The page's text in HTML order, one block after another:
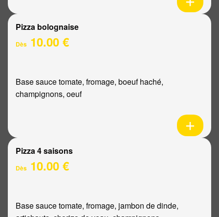
Pizza bolognaise
Dès 10.00 €
Base sauce tomate, fromage, boeuf haché,
champignons, oeuf
Pizza 4 saisons
Dès 10.00 €
Base sauce tomate, fromage, jambon de dinde,